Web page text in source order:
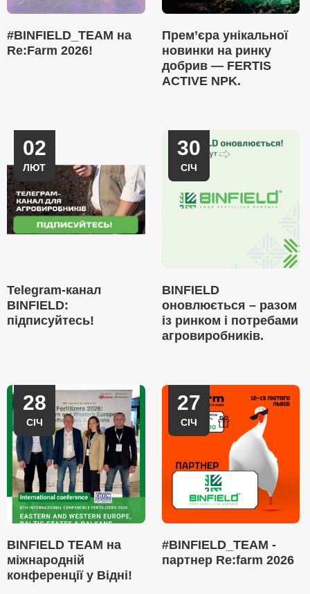
#BINFIELD_TEAM на
Re:Farm 2026!
Прем’єра унікальної
новинки на ринку
добрив — FERTIS
ACTIVE NPK.
02
ЛЮТ
Telegram-канал
BINFIELD:
підписуйтесь!
30
СІЧ
BINFIELD
оновлюється – разом
із ринком і потребами
агровиробників.
28
СІЧ
BINFIELD TEAM на
міжнародній
конференції у Відні!
27
СІЧ
#BINFIELD_TEAM -
партнер Re:farm 2026